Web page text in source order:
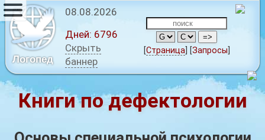
Логопед
08.08.2026
Дней: 6796
Скрыть
баннер
[Страница [Запросы
Книги по дефектологии